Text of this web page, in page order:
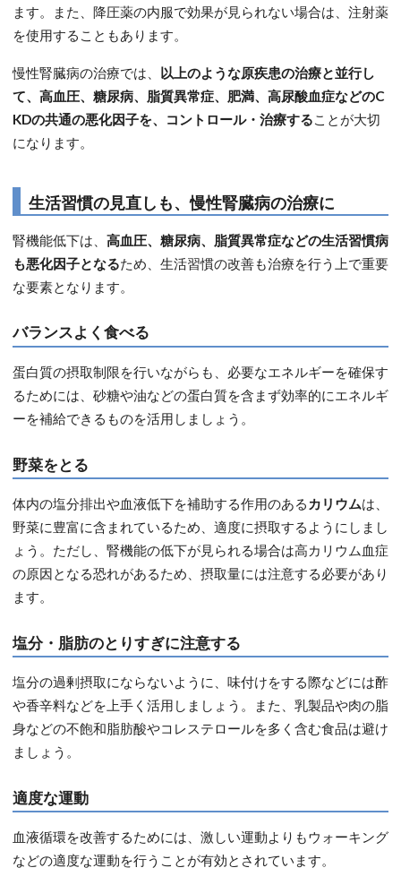
ます。また、降圧薬の内服で効果が見られない場合は、注射薬
を使用することもあります。
慢性腎臓病の治療では、 以上のような原疾患の治療と並行し
て、高血圧、糖尿病、脂質異常症、肥満、高尿酸血症などのC
KDの共通の悪化因子を、コントロール・治療する ことが大切
になります。
生活習慣の見直しも、慢性腎臓病の治療に
腎機能低下は、 高血圧、糖尿病、脂質異常症などの生活習慣病
も悪化因子となるため、生活習慣の改善も治療を行う上で重要
な要素となります。
バランスよく食べる
蛋白質の摂取制限を行いながらも、必要なエネルギーを確保す
るためには、砂糖や油などの蛋白質を含まず効率的にエネルギ
ーを補給できるものを活用しましょう。
野菜をとる
体内の塩分排出や血液低下を補助する作用のある カリウムは、
野菜に豊富に含まれているため、適度に摂取するようにしまし
ょう。ただし、腎機能の低下が見られる場合は高カリウム血症
の原因となる恐れがあるため、摂取量には注意する必要があり
ます。
塩分・脂肪のとりすぎに注意する
塩分の過剰摂取にならないように、味付けをする際などには酢
や香辛料などを上手く活用しましょう。また、乳製品や肉の脂
身などの不飽和脂肪酸やコレステロールを多く含む食品は避け
ましょう。
適度な運動
血液循環を改善するためには、激しい運動よりもウォーキング
などの適度な運動を行うことが有効とされています。